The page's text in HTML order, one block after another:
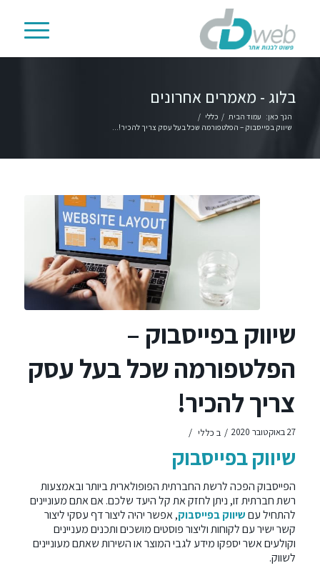
בלוג - מאמרים אחרונים
הנך כאן: עמוד הבית / כללי /
שיווק בפייסבוק – הפלטפורמה שכל בעל עסק צריך להכיר!...
שיווק בפייסבוק –
הפלטפורמה שכל בעל עסק
צריך להכיר!
27 באוקטובר 2020 / ב כללי /
שיווק בפייסבוק
הפייסבוק הפכה לרשת החברתית הפופולארית ביותר ובאמצעות
רשת חברתית זו, ניתן לחזק את קל היעד שלכם. אם אתם מעוניינים
להתחיל עםשיווק בפייסבוק, אפשר יהיה ליצור דף עסקי ליצור
קשר ישיר עם לקוחות וליצור פוסטים מושכים ותכנים מעניינים
וקולעים אשר יספקו מידע לגבי המוצר או השירות שאתם מעוניינים
לשווק.